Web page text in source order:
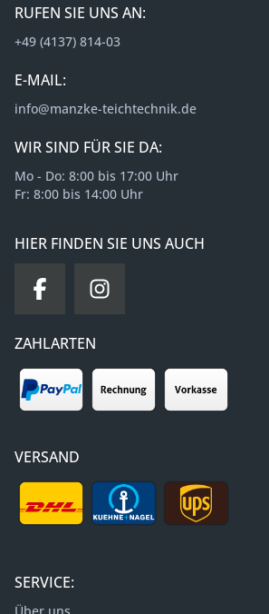
RUFEN SIE UNS AN:
+49 (4137) 814-03
E-MAIL:
info@manzke-teichtechnik.de
WIR SIND FÜR SIE DA:
Mo - Do: 8:00 bis 17:00 Uhr
Fr: 8:00 bis 14:00 Uhr
HIER FINDEN SIE UNS AUCH
ZAHLARTEN
VERSAND
SERVICE: